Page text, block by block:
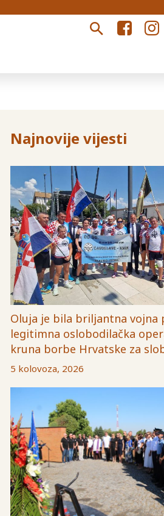
Najnovije vijesti
Oluja je bila briljantna vojna
legitimna oslobodilačka
kruna borbe Hrvatske za
5 kolovoza, 2026